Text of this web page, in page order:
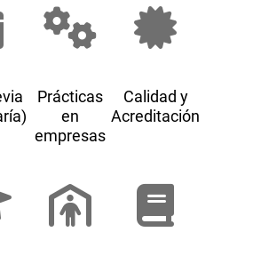
Prácticas
en
empresas
Calidad y
Acreditación